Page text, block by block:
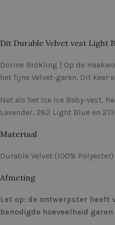
Dit Durable Velvet vest Light
Dorine Brökling | Op de
het fijne Velvet-garen. Dit
Net als het Ice Ice Baby-vest,
Lavender, 282 Light Blue en
Materiaal
Durable Velvet (100% Polyester)
Afmeting
Let op: de ontwerpster heeft
benodigde hoeveelheid